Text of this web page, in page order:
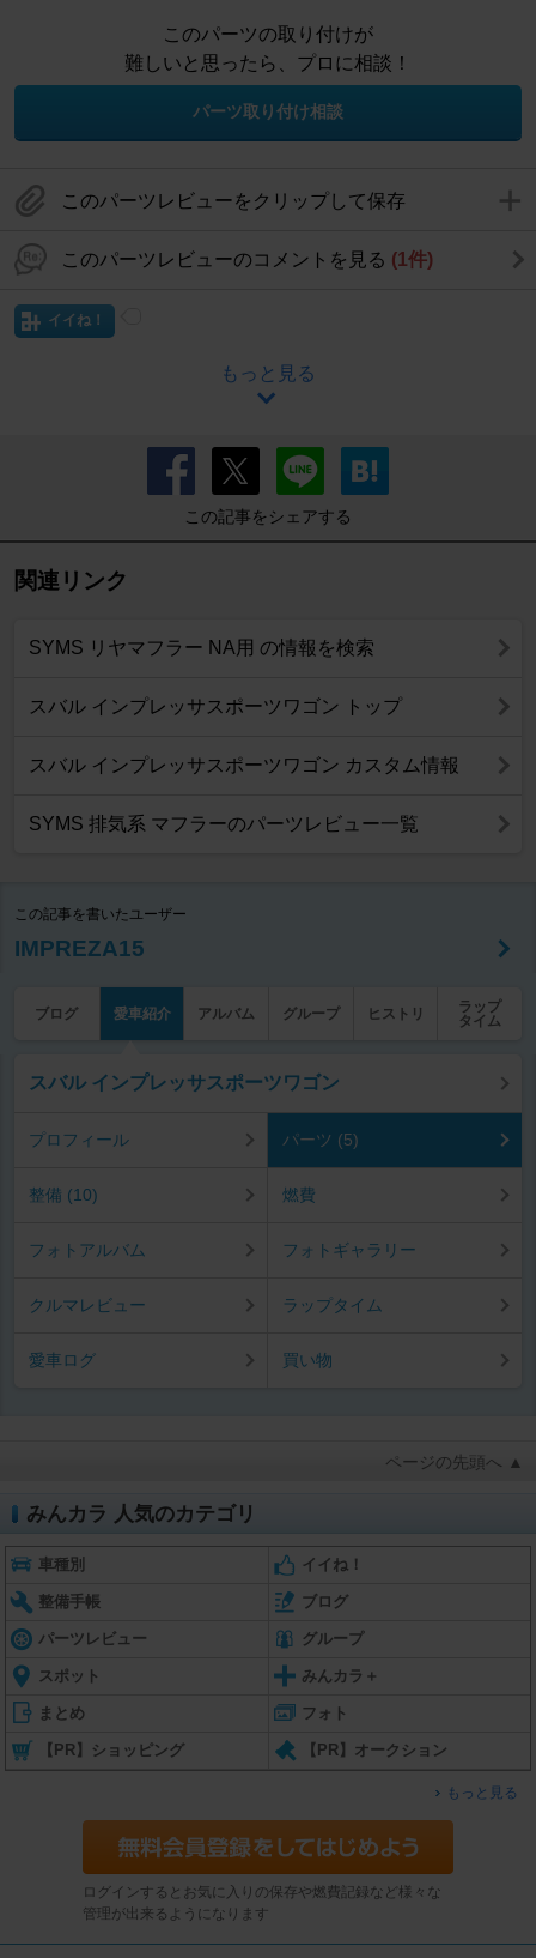
このパーツの取り付けが
難しいと思ったら、プロに相談！
パーツ取り付け相談
このパーツレビューをクリップして保存
このパーツレビューのコメントを見る (1件)
イイね！
もっと見る
この記事をシェアする
関連リンク
SYMS リヤマフラー NA用 の情報を検索
スバル インプレッサスポーツワゴン トップ
スバル インプレッサスポーツワゴン カスタム情報
SYMS 排気系 マフラーのパーツレビュー一覧
この記事を書いたユーザー
IMPREZA15
ブログ 愛車紹介 アルバム グループ ヒストリ
ラップ
タイム
スバル インプレッサスポーツワゴン
プロフィール パーツ (5)
整備 (10) 燃費
フォトアルバム フォトギャラリー
クルマレビュー ラップタイム
愛車ログ 買い物
ページの先頭へ ▲
みんカラ 人気のカテゴリ
車種別 イイね！
整備手帳 ブログ
パーツレビュー グループ
スポット みんカラ＋
まとめ フォト
【PR】ショッピング 【PR】オークション
もっと見る
ログインするとお気に入りの保存や燃費記録など様々な
管理が出来るようになります